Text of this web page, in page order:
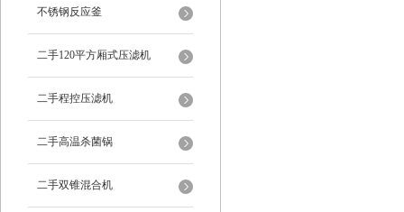
不锈钢反应釜
二手120平方厢式压滤机
二手程控压滤机
二手高温杀菌锅
二手双锥混合机